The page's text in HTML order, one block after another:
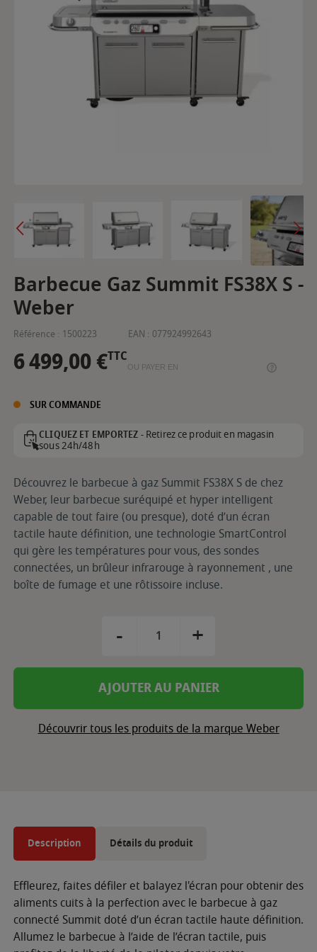
Barbecue Gaz Summit FS38X S -
Weber
Référence : 1500223 EAN : 077924992643
6 499,00 €TTC
OU PAYER EN
SUR COMMANDE
CLIQUEZ ET EMPORTEZ -Retirez ce produit en magasin
sous 24h/48h
Découvrez le barbecue à gaz Summit FS38X S de chez
Weber, leur barbecue suréquipé et hyper intelligent
capable de tout faire (ou presque), doté d’un écran
tactile haute définition, une technologie SmartControl
qui gère les températures pour vous, des sondes
connectées, un brûleur infrarouge à rayonnement , une
boîte de fumage et une rôtissoire incluse.
- +
AJOUTER AU PANIER
Découvrir tous les produits de la marque Weber
Description Détails du produit
Effleurez, faites défiler et balayez l'écran pour obtenir des
aliments cuits à la perfection avec le barbecue à gaz
connecté Summit doté d’un écran tactile haute définition.
Allumez le barbecue à l’aide de l’écran tactile, puis